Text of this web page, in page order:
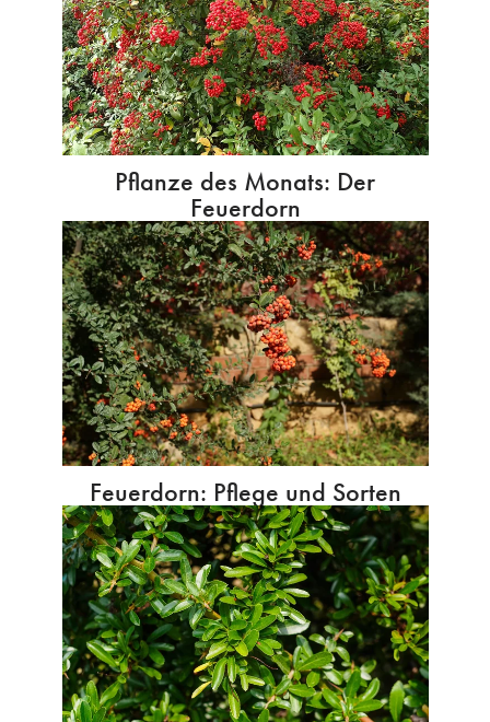
Pflanze des Monats: Der
Feuerdorn
Feuerdorn: Pflege und Sorten